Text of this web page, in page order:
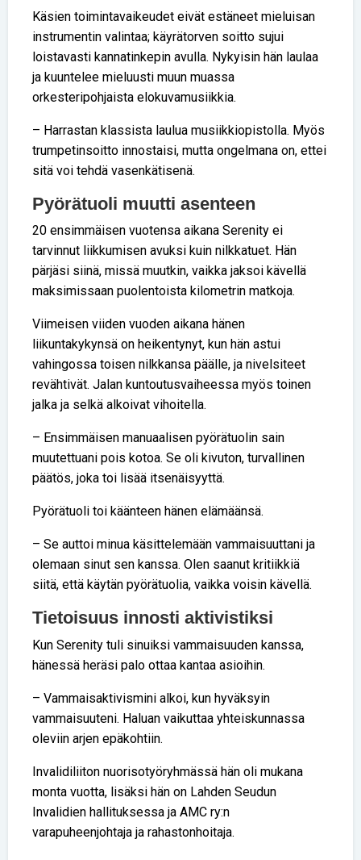
Käsien toimintavaikeudet eivät estäneet mieluisan
instrumentin valintaa; käyrätorven soitto sujui
loistavasti kannatinkepin avulla. Nykyisin hän laulaa
ja kuuntelee mieluusti muun muassa
orkesteripohjaista elokuvamusiikkia.
– Harrastan klassista laulua musiikkiopistolla. Myös
trumpetinsoitto innostaisi, mutta ongelmana on, ettei
sitä voi tehdä vasenkätisenä.
Pyörätuoli muutti asenteen
20 ensimmäisen vuotensa aikana Serenity ei
tarvinnut liikkumisen avuksi kuin nilkkatuet. Hän
pärjäsi siinä, missä muutkin, vaikka jaksoi kävellä
maksimissaan puolentoista kilometrin matkoja.
Viimeisen viiden vuoden aikana hänen
liikuntakykynsä on heikentynyt, kun hän astui
vahingossa toisen nilkkansa päälle, ja nivelsiteet
revähtivät. Jalan kuntoutusvaiheessa myös toinen
jalka ja selkä alkoivat vihoitella.
– Ensimmäisen manuaalisen pyörätuolin sain
muutettuani pois kotoa. Se oli kivuton, turvallinen
päätös, joka toi lisää itsenäisyyttä.
Pyörätuoli toi käänteen hänen elämäänsä.
– Se auttoi minua käsittelemään vammaisuuttani ja
olemaan sinut sen kanssa. Olen saanut kritiikkiä
siitä, että käytän pyörätuolia, vaikka voisin kävellä.
Tietoisuus innosti aktivistiksi
Kun Serenity tuli sinuiksi vammaisuuden kanssa,
hänessä heräsi palo ottaa kantaa asioihin.
– Vammaisaktivismini alkoi, kun hyväksyin
vammaisuuteni. Haluan vaikuttaa yhteiskunnassa
oleviin arjen epäkohtiin.
Invalidiliiton nuorisotyöryhmässä hän oli mukana
monta vuotta, lisäksi hän on Lahden Seudun
Invalidien hallituksessa ja AMC ry:n
varapuheenjohtaja ja rahastonhoitaja.